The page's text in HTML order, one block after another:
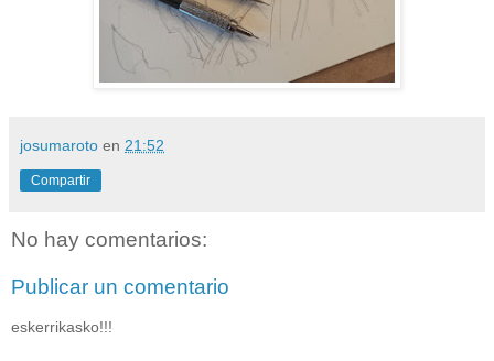
josumaroto en 21:52
Compartir
No hay comentarios:
Publicar un comentario
eskerrikasko!!!